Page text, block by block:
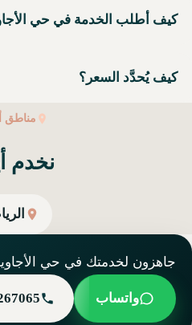
كيف أطلب الخدمة في حي
كيف يُحدَّد السعر؟
مناطق
نخدم
جاهزون لخدمتك في حي
واتساب